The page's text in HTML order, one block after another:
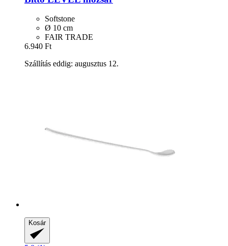
Softstone
Ø 10 cm
FAIR TRADE
6.940 Ft
Szállítás eddig: augusztus 12.
Kosár